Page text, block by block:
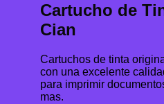
Cartucho de
Cian
Cartuchos de tinta
con una excelente
para imprimir
mas.